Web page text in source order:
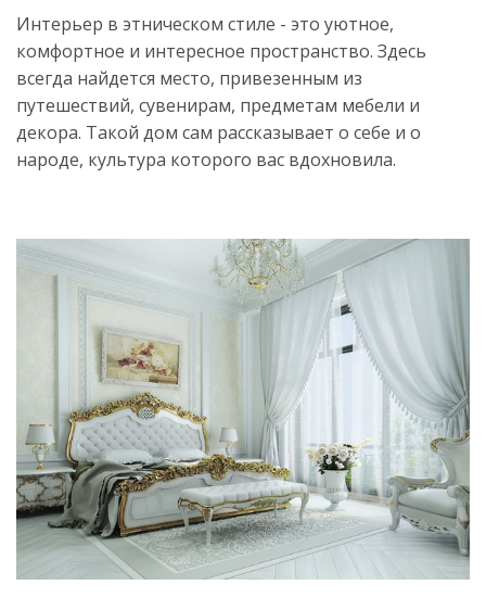
Интерьер в этническом стиле - это уютное,
комфортное и интересное пространство. Здесь
всегда найдется место, привезенным из
путешествий, сувенирам, предметам мебели и
декора. Такой дом сам рассказывает о себе и о
народе, культура которого вас вдохновила.
Источник: https://womanadvice.ru/etno-
tonkosti-
dlya-
oformleniya-
dizayna